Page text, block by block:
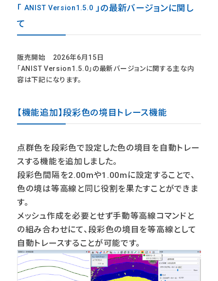
「 ANIST Version1.5.0 」の最新バージョンに関し
て
販売開始 2026年6月15日
「ANIST Version1.5.0」の最新バージョンに関する主な内
容は下記になります。
【機能追加】段彩色の境目トレース機能
点群色を段彩色で設定した色の境目を自動トレー
スする機能を追加しました。
段彩色間隔を2.00mや1.00mに設定することで、
色の境は等高線と同じ役割を果たすことができま
す。
メッシュ作成を必要とせず手動等高線コマンドと
の組み合わせにて、段彩色の境目を等高線として
自動トレースすることが可能です。